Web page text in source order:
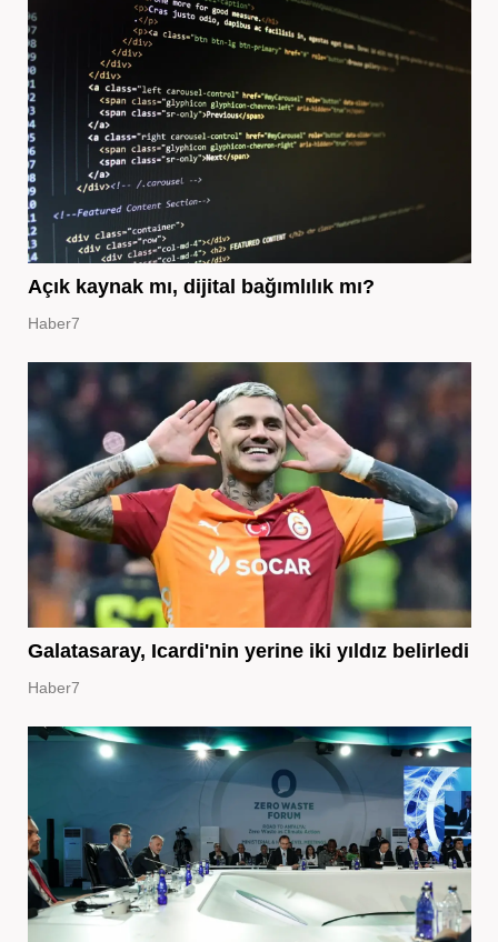
Açık kaynak mı, dijital bağımlılık mı?
Haber7
Galatasaray, Icardi'nin yerine iki yıldız belirledi
Haber7